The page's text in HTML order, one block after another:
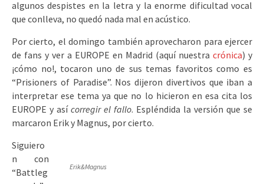
algunos despistes en la letra y la enorme dificultad vocal
que conlleva, no quedó nada mal en acústico.
Por cierto, el domingo también aprovecharon para ejercer
de fans y ver a EUROPE en Madrid (aquí nuestra crónica) y
¡cómo no!, tocaron uno de sus temas favoritos como es
“Prisioners of Paradise”. Nos dijeron divertivos que iban a
interpretar ese tema ya que no lo hicieron en esa cita los
EUROPE y asícorregir el fallo. Espléndida la versión que se
marcaron Erik y Magnus, por cierto.
Erik&Magnus
Siguiero
n con
“Battleg